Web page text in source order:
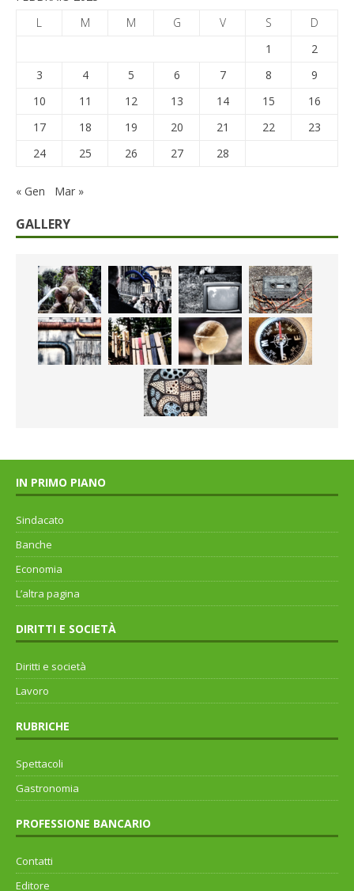
L
M M G V S
D
1
2
3
4 5 6 7 8
9
10
11 12 13 14 15
16
17
18 19 20 21 22
23
24
25 26 27 28
« Gen Mar »
GALLERY
IN PRIMO PIANO
Sindacato
Banche
Economia
L’altra pagina
DIRITTI E SOCIETÀ
Diritti e società
Lavoro
RUBRICHE
Spettacoli
Gastronomia
PROFESSIONE BANCARIO
Contatti
Editore